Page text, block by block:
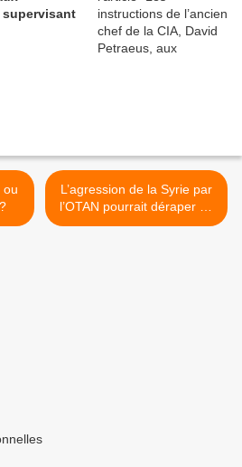
supervisant
L’agression de la Syrie par
l’OTAN pourrait déraper en
un conflit de grande